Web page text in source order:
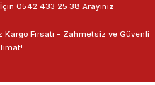
0542 433 25 38 Arayınız
Fırsatı - Zahmetsiz ve Güvenli